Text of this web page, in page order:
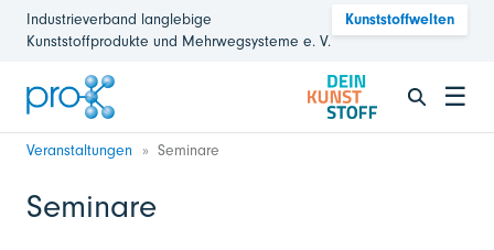
Industrieverband langlebige
Kunststoffprodukte und Mehrwegsysteme e. V.
Kunststoffwelten
☰
Veranstaltungen Seminare
Seminare